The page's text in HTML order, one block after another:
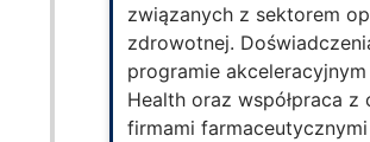
związanych z sektorem
zdrowotnej.
programie akceleracyjnym
Health oraz współpraca z
firmami